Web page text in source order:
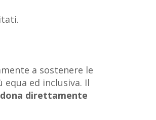
a sostenere le
ed inclusiva. Il
dona direttamente